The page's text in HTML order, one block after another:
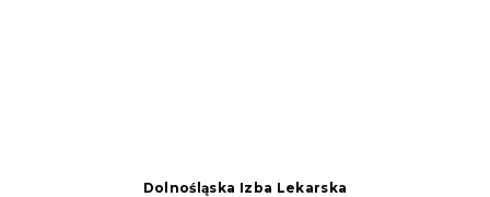
Dolnośląska Izba Lekarska